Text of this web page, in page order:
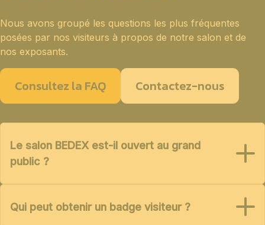
Nous avons groupé les questions les plus fréquentes
posées par nos visiteurs à propos de notre salon et de
nos exposants.
Consultez la FAQ Contactez-nous
Le salon BEDEX est-il ouvert au grand
public ?
Qui peut obtenir un badge visiteur ?